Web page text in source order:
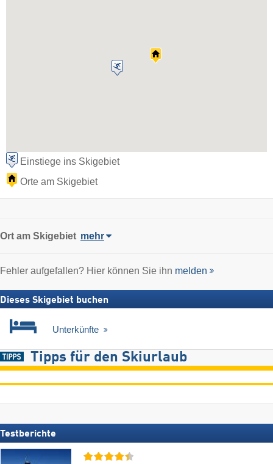
Einstiege ins Skigebiet
Orte am Skigebiet
Ort am Skigebiet mehr
Fehler aufgefallen? Hier können Sie ihn melden
Dieses Skigebiet buchen
Unterkünfte
Tipps für den Skiurlaub
Testberichte